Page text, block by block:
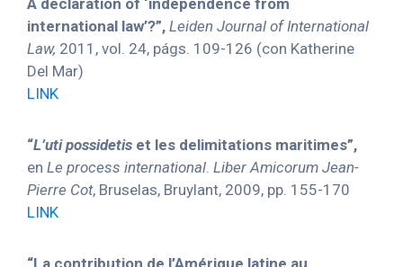
A declaration of ‘independence from
international law’?”, Leiden Journal of International
Law, 2011, vol. 24, págs. 109-126 (con Katherine
Del Mar)
LINK
“L’uti possidetis et les delimitations maritimes”,
en Le process international. Liber Amicorum Jean-
Pierre Cot, Bruselas, Bruylant, 2009, pp. 155-170
LINK
“La contribution de l’Amérique latine au